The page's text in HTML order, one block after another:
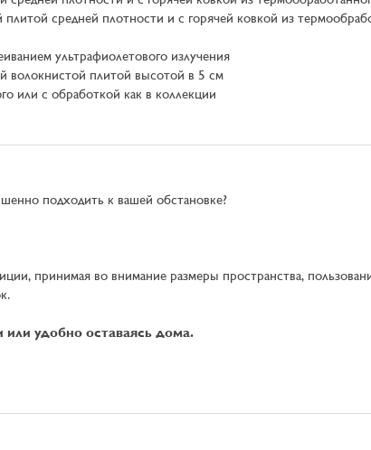
средней плотности и с горячей ковкой из
ультрафиолетового излучения
волокнистой плитой высотой в 5 см
или с обработкой как в коллекции
подходить к вашей обстановке?
принимая во внимание размеры пространства,
удобно оставаясь дома.